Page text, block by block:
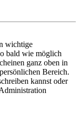
wichtige
bald wie möglich
ganz oben in
Bereich.
kannst oder